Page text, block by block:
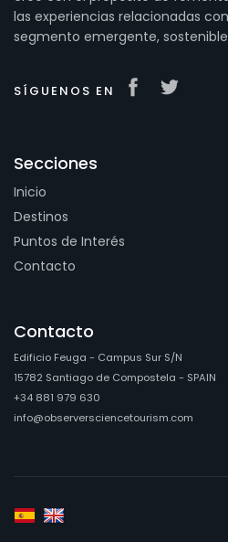
las experiencias relacionadas
segmento emergente,
SÍGUENOS EN
Secciones
Inicio
Destinos
Puntos de Interés
Contacto
Contacto
Edificio Feuga - Campus Sur S/N
15782 Santiago de Compostela - SPAIN
+34 881 979 630
info@observersciencetourism.com